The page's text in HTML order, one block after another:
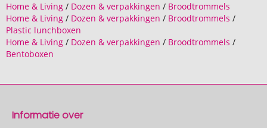
Home & Living / Dozen & verpakkingen / Broodtrommels
Home & Living / Dozen & verpakkingen / Broodtrommels /
Plastic lunchboxen
Home & Living / Dozen & verpakkingen / Broodtrommels /
Bentoboxen
Informatie over